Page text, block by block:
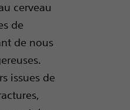
cerveau
de
de nous
issues de